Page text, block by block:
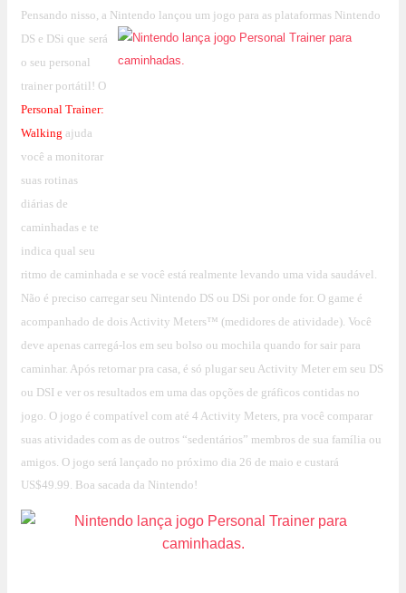
Pensando nisso, a Nintendo lançou um jogo para as plataformas Nintendo
DS e DSi que será
o seu personal
trainer portátil! O
Personal Trainer:
Walking ajuda
você a monitorar
suas rotinas
diárias de
caminhadas e te
indica qual seu
ritmo de caminhada e se você está realmente levando uma vida saudável.
Não é preciso carregar seu Nintendo DS ou DSi por onde for. O game é
acompanhado de dois Activity Meters™ (medidores de atividade). Você
deve apenas carregá-los em seu bolso ou mochila quando for sair para
caminhar. Após retornar pra casa, é só plugar seu Activity Meter em seu DS
ou DSI e ver os resultados em uma das opções de gráficos contidas no
jogo. O jogo é compatível com até 4 Activity Meters, pra você comparar
suas atividades com as de outros “sedentários” membros de sua família ou
amigos. O jogo será lançado no próximo dia 26 de maio e custará
US$49.99. Boa sacada da Nintendo!